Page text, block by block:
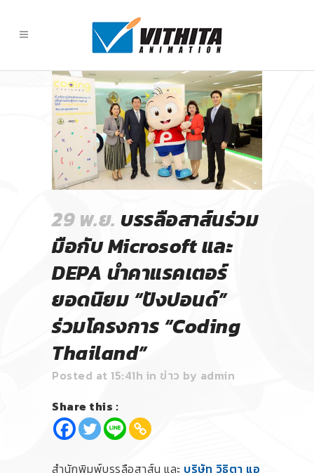
29 พ.ย. บรรลือสาส์นร่วม
มือกับ Microsoft และ
DEPA นำคาแรคเตอร์
ยอดนิยม “ปังปอนด์”
ร่วมโครงการ “Coding
Thailand”
Posted at 15:41h in ข่าว by admin
Share this :
สำนักพิมพ์บรรลือสาส์น และ บริษัท วิธิตา แอ